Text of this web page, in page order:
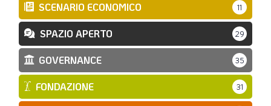
SCENARIO ECONOMICO 11
SPAZIO APERTO 29
GOVERNANCE 35
FONDAZIONE 31